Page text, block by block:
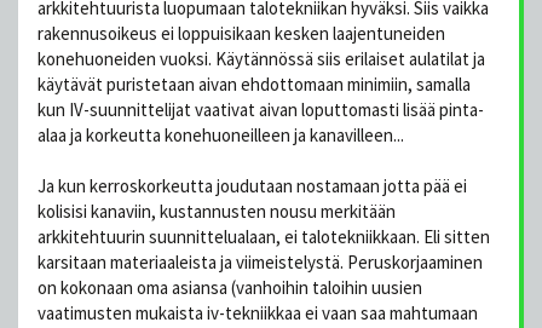
arkkitehtuurista luopumaan talotekniikan hyväksi. Siis vaikka
rakennusoikeus ei loppuisikaan kesken laajentuneiden
konehuoneiden vuoksi. Käytännössä siis erilaiset aulatilat ja
käytävät puristetaan aivan ehdottomaan minimiin, samalla
kun IV-suunnittelijat vaativat aivan loputtomasti lisää pinta-
alaa ja korkeutta konehuoneilleen ja kanavilleen...
Ja kun kerroskorkeutta joudutaan nostamaan jotta pää ei
kolisisi kanaviin, kustannusten nousu merkitään
arkkitehtuurin suunnittelualaan, ei talotekniikkaan. Eli sitten
karsitaan materiaaleista ja viimeistelystä. Peruskorjaaminen
on kokonaan oma asiansa (vanhoihin taloihin uusien
vaatimusten mukaista iv-tekniikkaa ei vaan saa mahtumaan